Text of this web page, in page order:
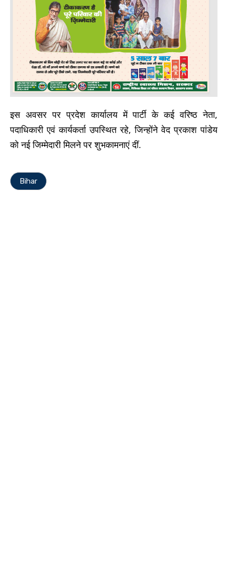
इस अवसर पर प्रदेश कार्यालय में पार्टी के कई वरिष्ठ नेता,
पदाधिकारी एवं कार्यकर्ता उपस्थित रहे, जिन्होंने वेद प्रकाश पांडेय
को नई जिम्मेदारी मिलने पर शुभकामनाएं दीं.
Bihar